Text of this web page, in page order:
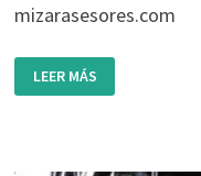
mizarasesores.com
APERTURA:
MIZAR
LEER MÁS